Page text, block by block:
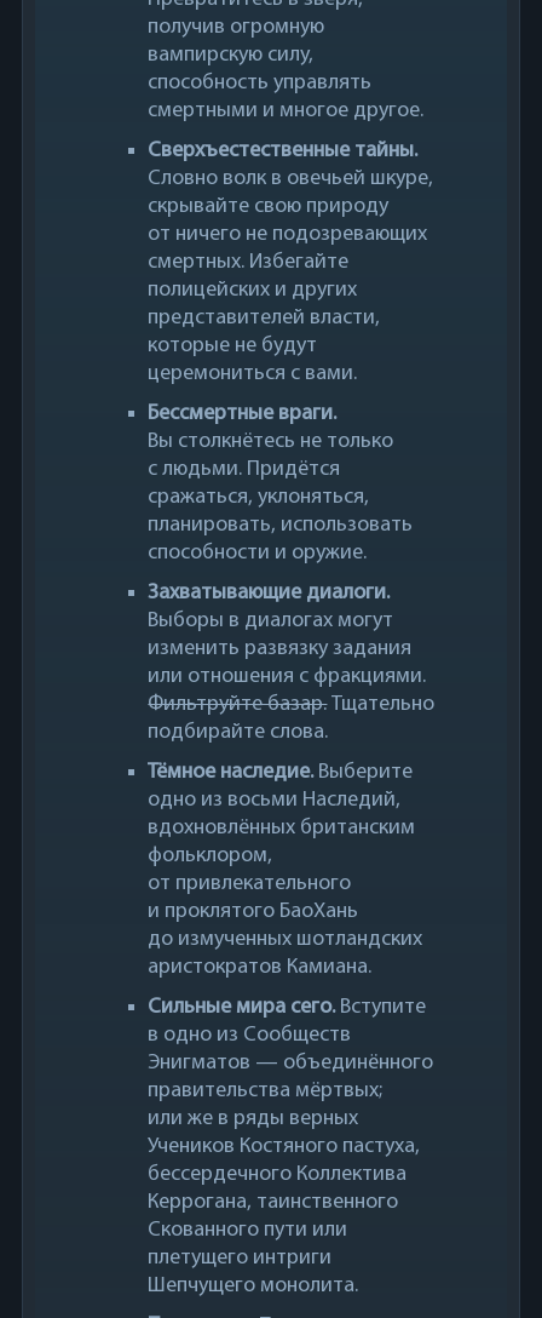
получив огромную
вампирскую силу,
способность управлять
смертными и многое другое.
Сверхъестественные тайны.
Словно волк в овечьей шкуре,
скрывайте свою природу
от ничего не подозревающих
смертных. Избегайте
полицейских и других
представителей власти,
которые не будут
церемониться с вами.
Бессмертные враги.
Вы столкнётесь не только
с людьми. Придётся
сражаться, уклоняться,
планировать, использовать
способности и оружие.
Захватывающие диалоги.
Выборы в диалогах могут
изменить развязку задания
или отношения с фракциями.
Фильтруйте базар.Тщательно
подбирайте слова.
Тёмное наследие.Выберите
одно из восьми Наследий,
вдохновлённых британским
фольклором,
от привлекательного
и проклятого БаоХань
до измученных шотландских
аристократов Камиана.
Сильные мира сего.Вступите
в одно из Сообществ
Энигматов — объединённого
правительства мёртвых;
или же в ряды верных
Учеников Костяного пастуха,
бессердечного Коллектива
Керрогана, таинственного
Скованного пути или
плетущего интриги
Шепчущего монолита.